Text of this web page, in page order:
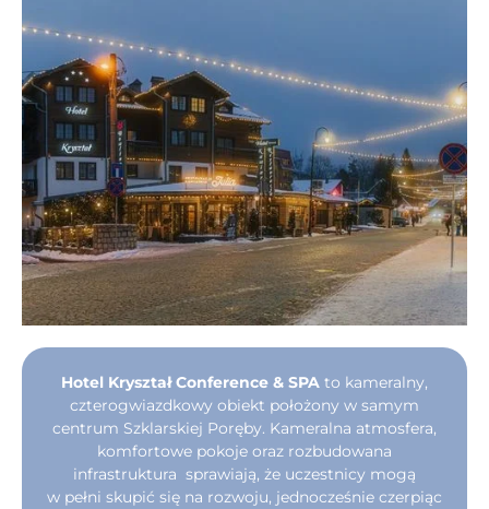
Hotel Kryształ Conference & SPA to kameralny,
czterogwiazdkowy obiekt położony w samym
centrum Szklarskiej Poręby. Kameralna atmosfera,
komfortowe pokoje oraz rozbudowana
infrastruktura sprawiają, że uczestnicy mogą
w pełni skupić się na rozwoju, jednocześnie czerpiąc